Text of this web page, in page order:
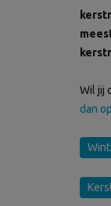
Wil jij
dan